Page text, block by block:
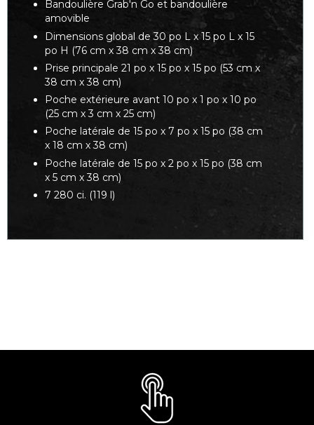
Bandoulière Grab'n Go et bandoulière
amovible
Dimensions global de 30 po L x 15 po L x 15
po H (76 cm x 38 cm x 38 cm)
Prise principale 21 po x 15 po x 15 po (53 cm x
38 cm x 38 cm)
Poche extérieure avant 10 po x 1 po x 10 po
(25 cm x 3 cm x 25 cm)
Poche latérale de 15 po x 7 po x 15 po (38 cm
x 18 cm x 38 cm)
Poche latérale de 15 po x 2 po x 15 po (38 cm
x 5 cm x 38 cm)
7 280 ci. (119 l)